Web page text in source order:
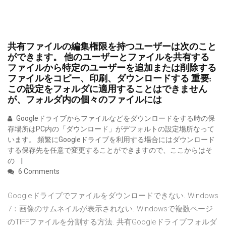
共有ファイルの編集権限を持つユーザーは次のこと
ができます。 他のユーザーとファイルを共有する
ファイルから特定のユーザーを追加または削除する
ファイルをコピー、印刷、ダウンロードする 重要:
この設定をフォルダに適用することはできません
が、フォルダ内の個々のファイルには
Googleドライブからファイルなどをダウンロードをする時の保
存場所はPC内の「ダウンロード」がデフォルトの設定場所なって
います。 頻繁にGoogleドライブを利用する場合にはダウンロード
する保存先を任意で変更することができますので、ここからはそ
の
6 Comments
Googleドライブでファイルをダウンロードできない. Windows
7：画像のサムネイルが表示されない. Windowsで複数ページ
のTIFFファイルを分割する方法. 共有Googleドライブフォルダ